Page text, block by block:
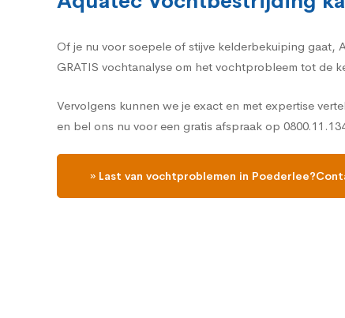
Of je nu voor soepele of stijve kelderbekuiping gaat,
GRATIS vochtanalyse om het vochtprobleem tot de
Vervolgens kunnen we je exact en met expertise
en bel ons nu voor een gratis afspraak op
» Last van vochtproblemen in